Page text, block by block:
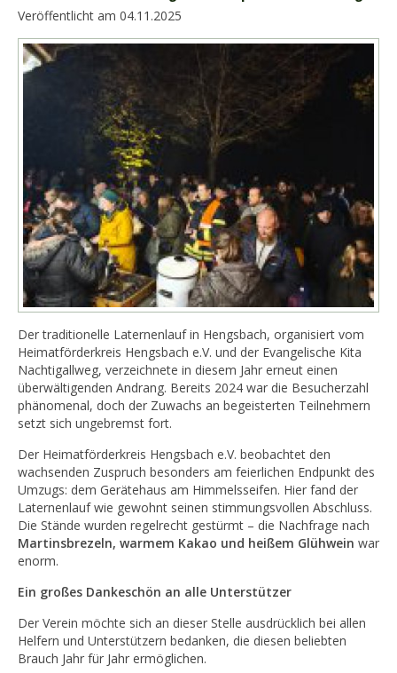
Veröffentlicht am 04.11.2025
Der traditionelle Laternenlauf in Hengsbach, organisiert vom
Heimatförderkreis Hengsbach e.V. und der Evangelische Kita
Nachtigallweg, verzeichnete in diesem Jahr erneut einen
überwältigenden Andrang. Bereits 2024 war die Besucherzahl
phänomenal, doch der Zuwachs an begeisterten Teilnehmern
setzt sich ungebremst fort.
Der Heimatförderkreis Hengsbach e.V. beobachtet den
wachsenden Zuspruch besonders am feierlichen Endpunkt des
Umzugs: dem Gerätehaus am Himmelsseifen. Hier fand der
Laternenlauf wie gewohnt seinen stimmungsvollen Abschluss.
Die Stände wurden regelrecht gestürmt – die Nachfrage nach
Martinsbrezeln, warmem Kakao und heißem Glühwein war
enorm.
Ein großes Dankeschön an alle Unterstützer
Der Verein möchte sich an dieser Stelle ausdrücklich bei allen
Helfern und Unterstützern bedanken, die diesen beliebten
Brauch Jahr für Jahr ermöglichen.